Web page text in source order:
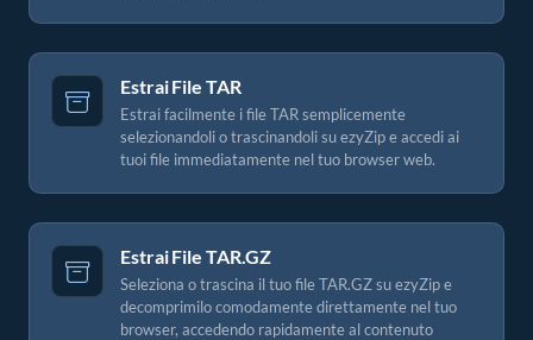
Estrai File TAR
Estrai facilmente i file TAR semplicemente
selezionandoli o trascinandoli su ezyZip e accedi ai
tuoi file immediatamente nel tuo browser web.
Estrai File TAR.GZ
Seleziona o trascina il tuo file TAR.GZ su ezyZip e
decomprimilo comodamente direttamente nel tuo
browser, accedendo rapidamente al contenuto